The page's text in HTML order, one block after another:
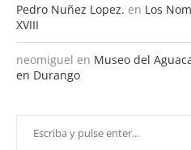
Pedro Nuñez Lopez. en Los
XVIII
neomiguel en Museo del
en Durango